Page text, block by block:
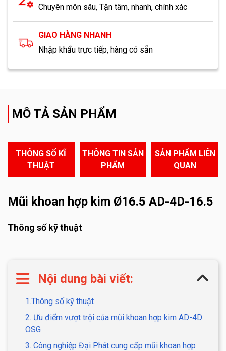
Chuyên môn sâu, Tận tâm, nhanh, chính xác
GIAO HÀNG NHANH
Nhập khẩu trực tiếp, hàng có sẵn
MÔ TẢ SẢN PHẨM
THÔNG SỐ KĨ
THUẬT
THÔNG TIN SẢN
PHẨM
SẢN PHẨM LIÊN
QUAN
Mũi khoan hợp kim Ø16.5 AD-4D-16.5
Thông số kỹ thuật
Nội dung bài viết:
1.Thông số kỹ thuật
2. Ưu điểm vượt trội của mũi khoan hợp kim AD-4D
OSG
3. Công nghiệp Đại Phát cung cấp mũi khoan hợp